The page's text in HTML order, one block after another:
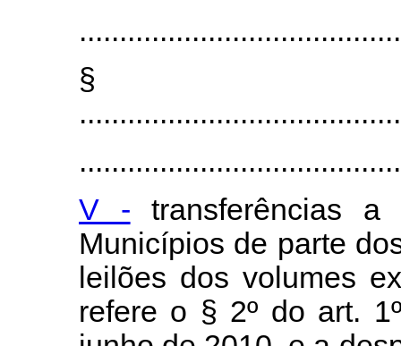
§
V - transferências a
Municípios de parte
leilões dos volumes
refere o § 2º do art.